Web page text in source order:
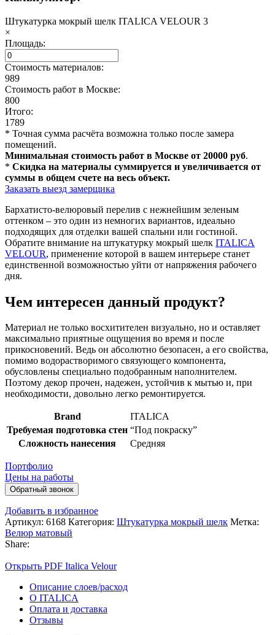
Штукатурка мокрый шелк ITALICA VELOUR 3
×
Площадь:
Стоимость материалов:
989
Стоимость работ в Москве:
800
Итого:
1789
* Точная сумма расчёта возможна только после замера
помещений.
Минимальная стоимость работ в Москве от 20000 руб.
* Скидка на материалы суммируется и увеличивается от
суммы в общем счете на весь объект.
Заказать выезд замерщика
Бархатисто-велюровый перелив с нежнейшим зеленым
оттенком – это один из немногих вариантов, идеально
подходящих для отделки вашей спальни или гостиной.
Обратите внимание на штукатурку мокрый шелк ITALICA
VELOUR, применение которой в вашем интерьере станет
единственной возможностью уйти от напряжения рабочего
дня.
Чем интересен данный продукт?
Материал не только восхитителен визуально, но и оставляет
максимально приятные ощущения во время и после
прикосновений. Ведь он абсолютно безопасен, а его свойства,
помимо водорастворимого связующего компонента,
обусловлены специально подобранным наполнителем.
Поэтому декор прочен, надежен, устойчив к мытью и, при
необходимости, довольно легко ремонтируется.
Brand
ITALICA
Требуемая подготовка стен “Под покраску”
Сложность нанесения
Средняя
Портфолио
Цены на работы
Обратный звонок
Добавить в избранное
Артикул: 6168 Категория: Штукатурка мокрый шелк Метка:
Велюр матовый
Share:
Открыть PDF Italica Velour
Описание слоев/расход
О ITALICA
Оплата и доставка
Отзывы